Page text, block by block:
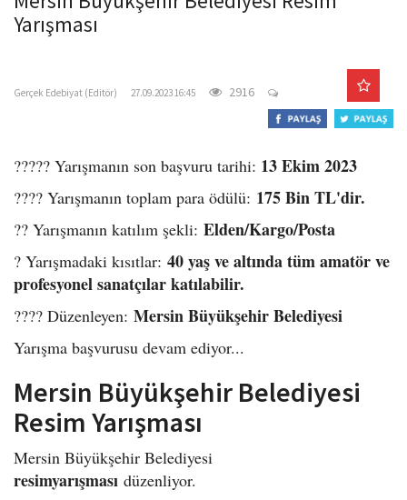
o
n
Yarışması
Gerçek Edebiyat (Editör) 27.09.2023 16:45 2916
????? Yarışmanın son başvuru tarihi: 13 Ekim 2023
???? Yarışmanın toplam para ödülü: 175 Bin TL'dir.
?? Yarışmanın katılım şekli: Elden/Kargo/Posta
? Yarışmadaki kısıtlar: 40 yaş ve altında tüm amatör ve
profesyonel sanatçılar katılabilir.
???? Düzenleyen: Mersin Büyükşehir Belediyesi
Yarışma başvurusu devam ediyor...
Mersin Büyükşehir Belediyesi
Resim Yarışması
Mersin Büyükşehir Belediyesi
resimyarışması düzenliyor.